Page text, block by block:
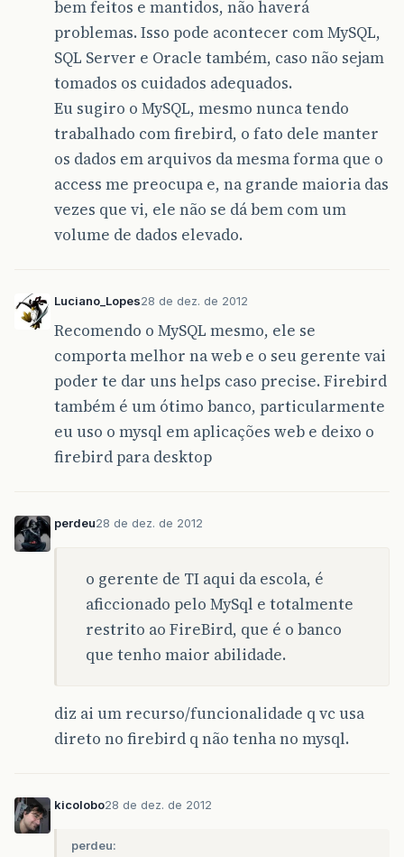
bem feitos e mantidos, não haverá
problemas. Isso pode acontecer com MySQL,
SQL Server e Oracle também, caso não sejam
tomados os cuidados adequados.
Eu sugiro o MySQL, mesmo nunca tendo
trabalhado com firebird, o fato dele manter
os dados em arquivos da mesma forma que o
access me preocupa e, na grande maioria das
vezes que vi, ele não se dá bem com um
volume de dados elevado.
Luciano_Lopes28 de dez. de 2012
Recomendo o MySQL mesmo, ele se
comporta melhor na web e o seu gerente vai
poder te dar uns helps caso precise. Firebird
também é um ótimo banco, particularmente
eu uso o mysql em aplicações web e deixo o
firebird para desktop
perdeu28 de dez. de 2012
o gerente de TI aqui da escola, é
aficcionado pelo MySql e totalmente
restrito ao FireBird, que é o banco
que tenho maior abilidade.
diz ai um recurso/funcionalidade q vc usa
direto no firebird q não tenha no mysql.
kicolobo28 de dez. de 2012
perdeu: